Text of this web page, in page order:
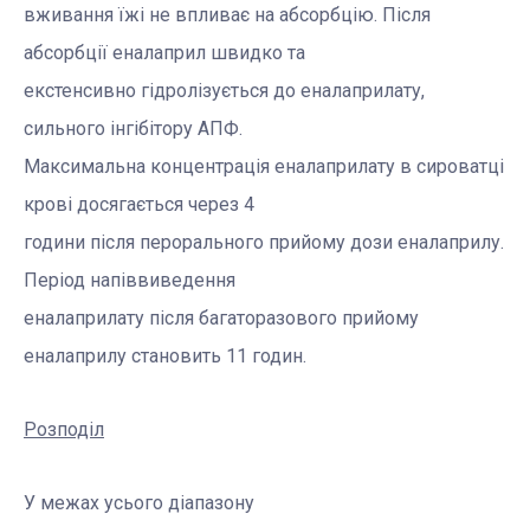
вживання їжі не впливає на абсорбцію. Після
абсорбції еналаприл швидко та
екстенсивно гідролізується до еналаприлату,
сильного інгібітору АПФ.
Максимальна концентрація еналаприлату в сироватці
крові досягається через 4
години після перорального прийому дози еналаприлу.
Період напіввиведення
еналаприлату після багаторазового прийому
еналаприлу становить 11 годин.
Розподіл
У межах усього діапазону